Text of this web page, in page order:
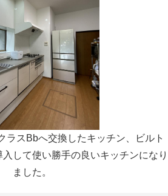
ラスBbへ交換したキッチン、ビルト
して使い勝手の良いキッチンになり
ました。